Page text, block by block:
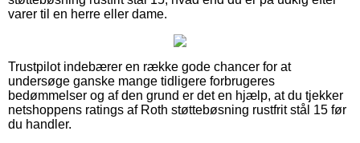
varer til en herre eller dame.
Trustpilot indebærer en række gode chancer for at
undersøge ganske mange tidligere forbrugeres
bedømmelser og af den grund er det en hjælp, at du tjekker
netshoppens ratings af Roth støttebøsning rustfrit stål 15 før
du handler.